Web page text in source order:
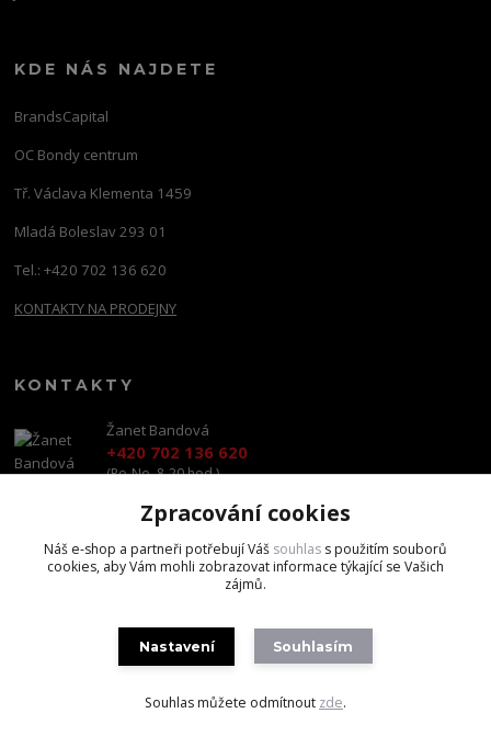
KDE NÁS NAJDETE
BrandsCapital
OC Bondy centrum
Tř. Václava Klementa 1459
Mladá Boleslav 293 01
Tel.: +420 702 136 620
KONTAKTY NA PRODEJNY
KONTAKTY
Žanet Bandová
+420 702 136 620
(Po-Ne, 8-20 hod.)
shop@brandscapital.cz
Zpracování cookies
Náš e-shop a partneři potřebují Váš souhlas s použitím souborů
cookies, aby Vám mohli zobrazovat informace týkající se Vašich
zájmů.
Nastavení Souhlasím
Souhlas můžete odmítnout zde.